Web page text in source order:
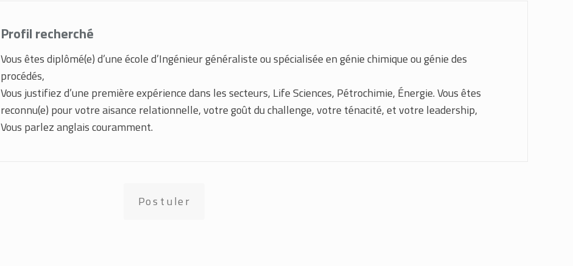
Profil recherché
Vous êtes diplômé(e) d’une école d’Ingénieur généraliste ou spécialisée en génie chimique ou génie des
procédés,
Vous justifiez d’une première expérience dans les secteurs, Life Sciences, Pétrochimie, Énergie. Vous êtes
reconnu(e) pour votre aisance relationnelle, votre goût du challenge, votre ténacité, et votre leadership,
Vous parlez anglais couramment.
Postuler